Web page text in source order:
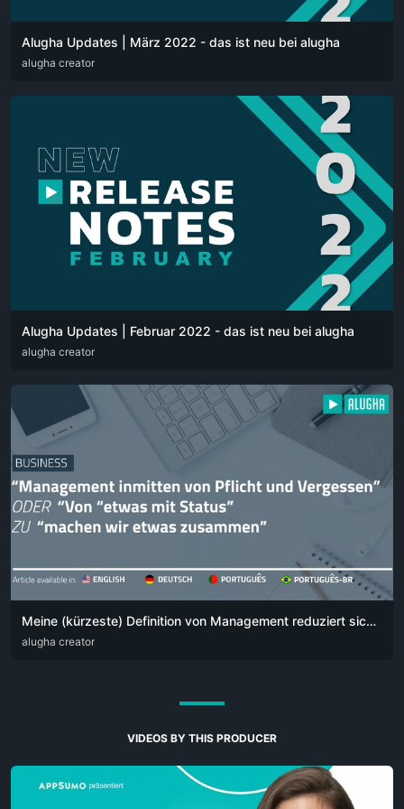
Alugha Updates | März 2022 - das ist neu bei alugha
DEU ENG
alugha creator
Alugha Updates | Februar 2022 - das ist neu bei alugha
DEU ENG
alugha creator
Meine (kürzeste) Definition von Management reduziert sich auf einen einfachen Satz:
DEU ENG POR
alugha creator
VIDEOS BY THIS PRODUCER